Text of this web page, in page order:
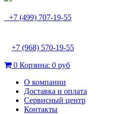
+7 (499) 707-19-55
+7 (968) 570-19-55
0 Корзина: 0 руб
О компании
Доставка и оплата
Сервисный центр
Контакты